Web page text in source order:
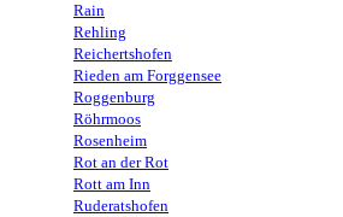
Rain
Rehling
Reichertshofen
Rieden am Forggensee
Roggenburg
Röhrmoos
Rosenheim
Rot an der Rot
Rott am Inn
Ruderatshofen